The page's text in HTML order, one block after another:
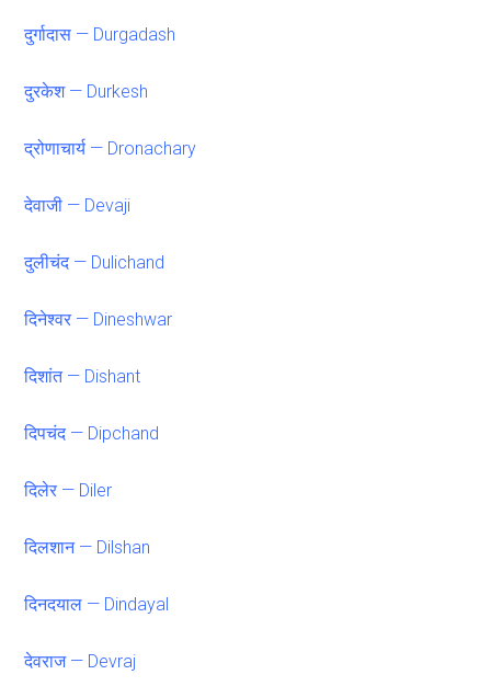
दुर्गादास — Durgadash
दुरकेश — Durkesh
द्रोणाचार्य — Dronachary
देवाजी — Devaji
दुलीचंद — Dulichand
दिनेश्वर — Dineshwar
दिशांत — Dishant
दिपचंद — Dipchand
दिलेर — Diler
दिलशान — Dilshan
दिनदयाल — Dindayal
देवराज — Devraj